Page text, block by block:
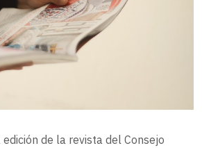
de la revista del Consejo